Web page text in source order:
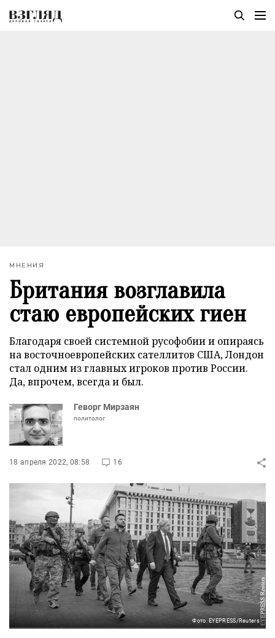
МНЕНИЯ
Британия возглавила
стаю европейских гиен
Благодаря своей системной русофобии и опираясь
на восточноевропейских сателлитов США, Лондон
стал одним из главных игроков против России.
Да, впрочем, всегда и был.
Геворг Мирзаян
политолог
18 апреля 2022, 08:58 16
Фото: EYEPRESS/Reuters